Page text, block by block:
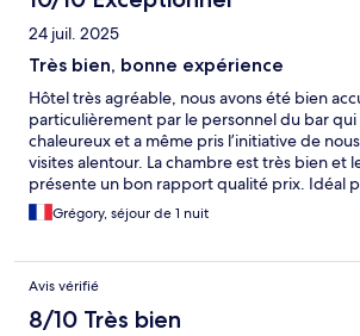
24 juil. 2025
Très bien, bonne expérience
Hôtel très agréable, nous avons été bien
particulièrement par le personnel du bar qui
chaleureux et a même pris l’initiative de
visites alentour. La chambre est très bien et
présente un bon rapport qualité prix. Idéal
nuit comme nous, ou pour une initiation au
Grégory, séjour de 1 nuit
Avis vérifié
8/10 Très bien